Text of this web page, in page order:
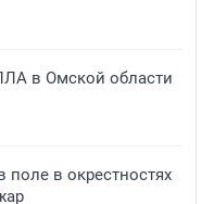
в Омской области
в окрестностях